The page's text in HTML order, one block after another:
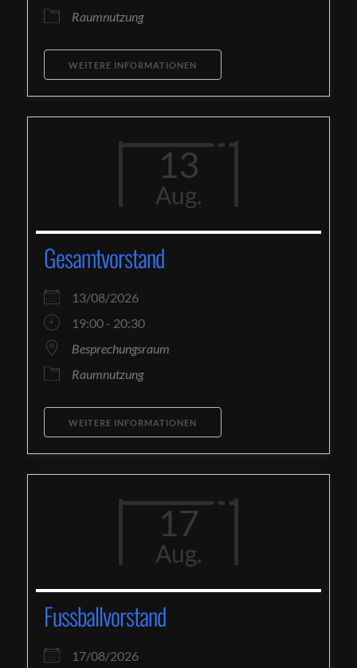
Raumnutzung
WEITERE INFORMATIONEN
13
Aug.
Gesamtvorstand
13/08/2026
19:00 - 20:30
Besprechungsraum
Raumnutzung
WEITERE INFORMATIONEN
17
Aug.
Fussballvorstand
17/08/2026